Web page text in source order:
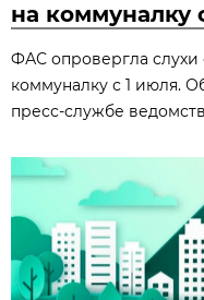
на коммуналку
ФАС опровергла
коммуналку с 1 июля.
пресс‑службе